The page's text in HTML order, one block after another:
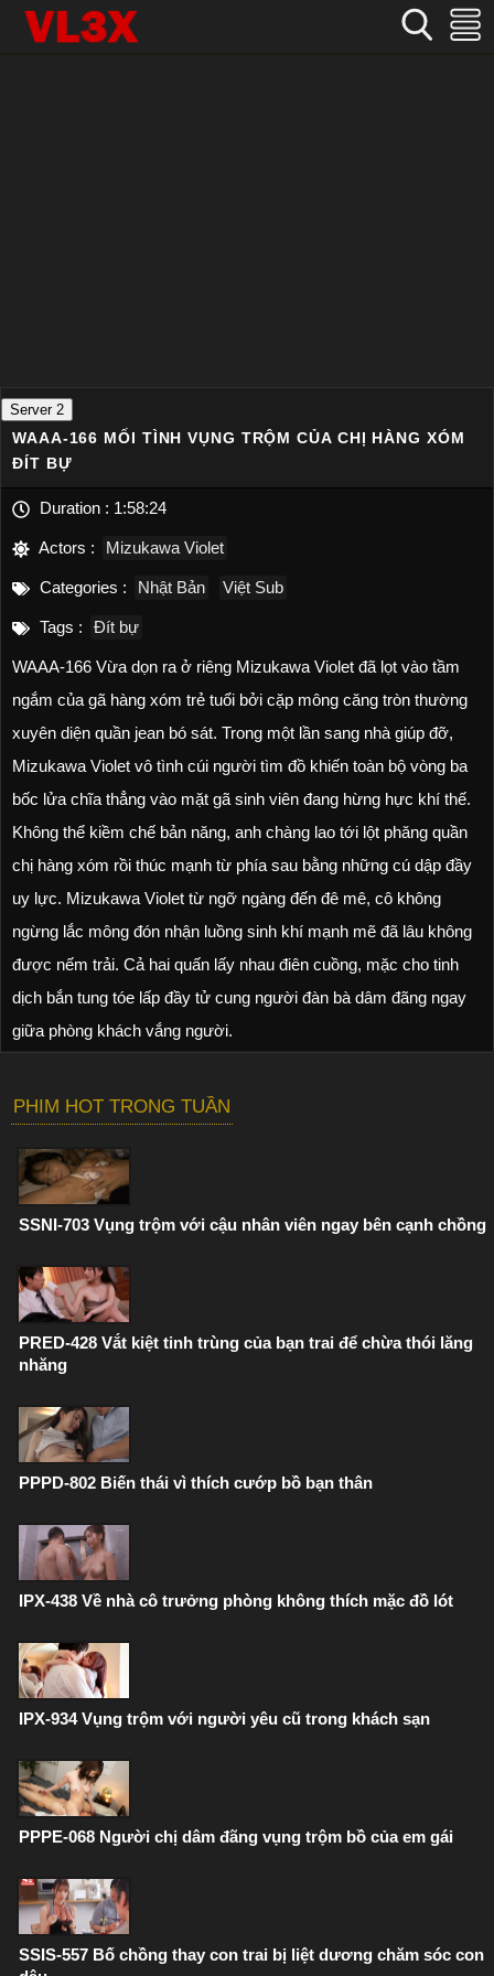
Home Nhật Bản
WAAA-166 Mối tình vụng trộm của chị hàng xóm đít bự
Server 2
WAAA-166 MỐI TÌNH VỤNG TRỘM CỦA CHỊ HÀNG XÓM
ĐÍT BỰ
Duration : 1:58:24
Actors : Mizukawa Violet
Categories : Nhật Bản Việt Sub
Tags : Đít bự
WAAA-166 Vừa dọn ra ở riêng Mizukawa Violet đã lọt vào tầm
ngắm của gã hàng xóm trẻ tuổi bởi cặp mông căng tròn thường
xuyên diện quần jean bó sát. Trong một lần sang nhà giúp đỡ,
Mizukawa Violet vô tình cúi người tìm đồ khiến toàn bộ vòng ba
bốc lửa chĩa thẳng vào mặt gã sinh viên đang hừng hực khí thế.
Không thể kiềm chế bản năng, anh chàng lao tới lột phăng quần
chị hàng xóm rồi thúc mạnh từ phía sau bằng những cú dập đầy
uy lực. Mizukawa Violet từ ngỡ ngàng đến đê mê, cô không
ngừng lắc mông đón nhận luồng sinh khí mạnh mẽ đã lâu không
được nếm trải. Cả hai quấn lấy nhau điên cuồng, mặc cho tinh
dịch bắn tung tóe lấp đầy tử cung người đàn bà dâm đãng ngay
giữa phòng khách vắng người.
PHIM HOT TRONG TUẦN
SSNI-703 Vụng trộm với cậu nhân viên ngay bên cạnh chồng
PRED-428 Vắt kiệt tinh trùng của bạn trai để chừa thói lăng
nhăng
PPPD-802 Biến thái vì thích cướp bồ bạn thân
IPX-438 Về nhà cô trưởng phòng không thích mặc đồ lót
IPX-934 Vụng trộm với người yêu cũ trong khách sạn
PPPE-068 Người chị dâm đãng vụng trộm bồ của em gái
SSIS-557 Bố chồng thay con trai bị liệt dương chăm sóc con